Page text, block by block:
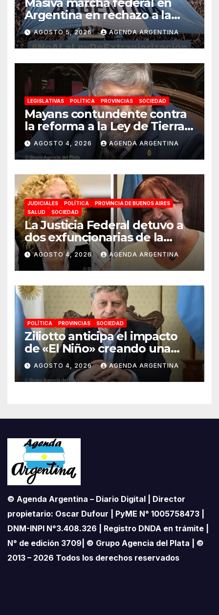
Argentina en rechazo a la
reforma de la Ley de Tierras
impulsada por Milei: «La
soberanía no se negocia»
AGOSTO 5, 2026 AGENDA ARGENTINA
LEGISLATIVAS POLÍTICA PROVINCIAS SOCIEDAD
Mayans contundente contra
la reforma a la Ley de Tierras:
«Esta ley vende el país»
AGOSTO 4, 2026 AGENDA ARGENTINA
JUDICIALES POLÍTICA
PROVINCIA DE BUENOS AIRES
SALUD
SOCIEDAD
La Justicia Federal detuvo a
dos exfuncionarias de la
ANMAT y el INAME por la
causa del fentanilo
contaminado
AGOSTO 4, 2026 AGENDA ARGENTINA
POLÍTICA PROVINCIAS SOCIEDAD
Ziliotto anticipa el impacto
de «El Niño» creando una
«Unidad de Gestión» para
proteger el territorio
pampeano
AGOSTO 4, 2026 AGENDA ARGENTINA
© Agenda Argentina – Diario Digital | Director
propietario: Oscar Dufour | PyME N° 1005758473 |
DNM-INPI N°3.408.326 | Registro DNDA en trámite |
N° de edición 3709| © Grupo Agencia del Plata | ©
2013 – 2026 Todos los derechos reservados